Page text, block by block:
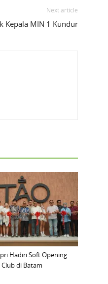
Next article
Kepala MIN 1 Kundur
Hadiri Soft Opening
Club di Batam